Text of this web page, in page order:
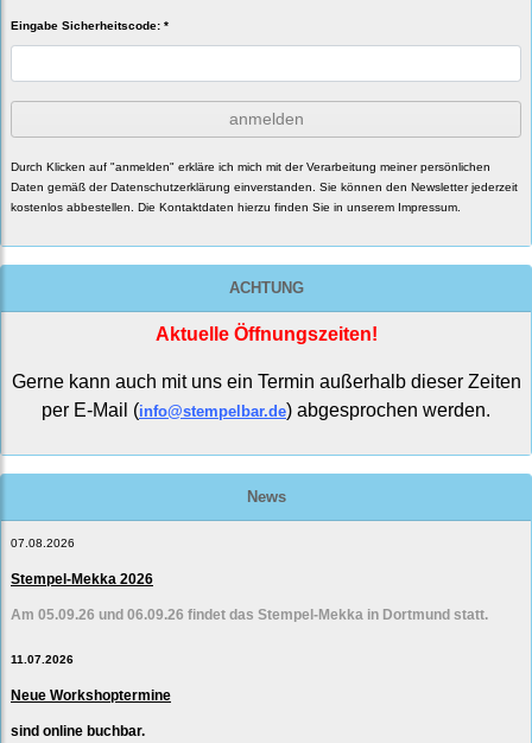
Eingabe Sicherheitscode: *
anmelden
Durch Klicken auf "anmelden" erkläre ich mich mit der Verarbeitung meiner persönlichen
Daten gemäß derDatenschutzerklärung einverstanden. Sie können den Newsletter jederzeit
kostenlos abbestellen. Die Kontaktdaten hierzu finden Sie in unserem Impressum.
ACHTUNG
Aktuelle Öffnungszeiten!
Gerne kann auch mit uns ein Termin außerhalb dieser Zeiten
per E-Mail (info@stempelbar.de) abgesprochen werden.
News
07.08.2026
Stempel-Mekka 2026
Am 05.09.26 und 06.09.26 findet das Stempel-Mekka in Dortmund statt.
11.07.2026
Neue Workshoptermine
sind online buchbar.